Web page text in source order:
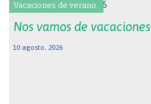
Vacaciones de verano.
Nos vamos de vacaciones
10 agosto, 2026